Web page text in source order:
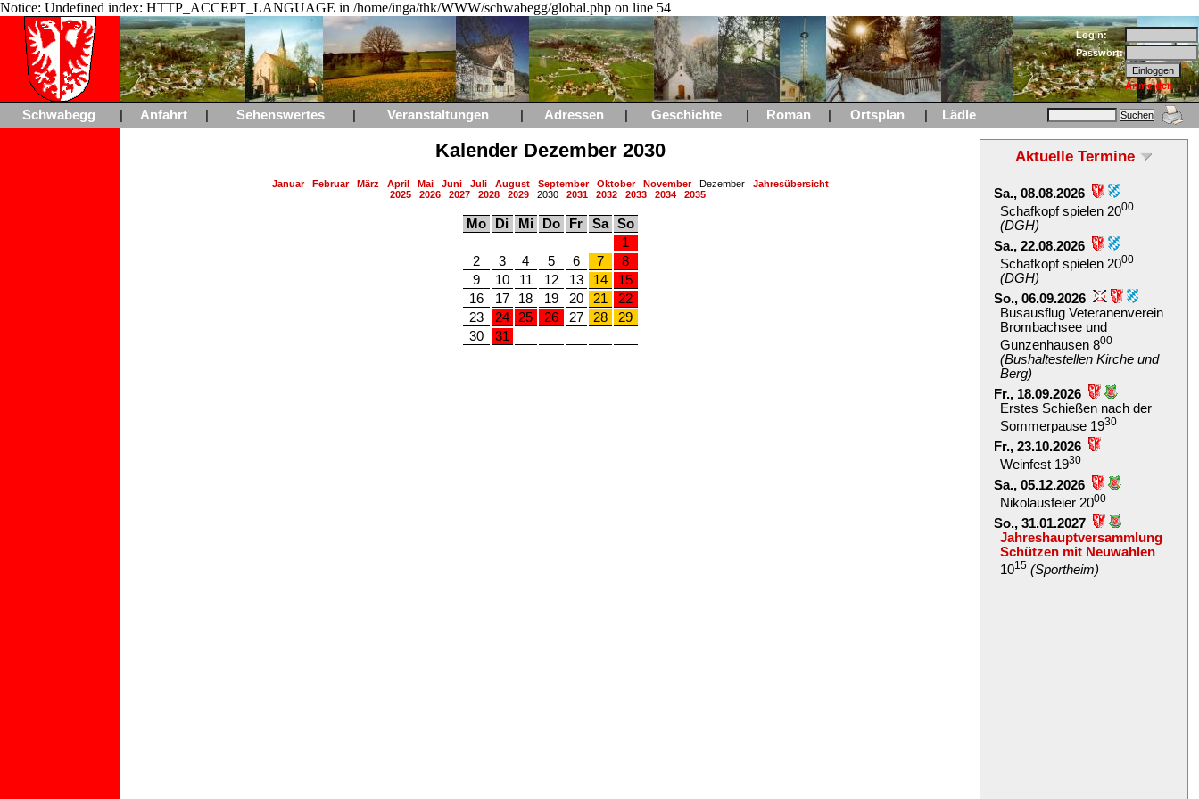
Notice: Undefined index: HTTP_ACCEPT_LANGUAGE in /home/inga/thk/WWW/schwabegg/global.php on line 54
Login:
Passwort:
Anmelden
Schwabegg Anfahrt Sehenswertes Veranstaltungen Adressen Geschichte Roman Ortsplan Lädle
Kalender Dezember 2030
Januar Februar März April Mai Juni Juli August September Oktober NovemberDezember Jahresübersicht
2025
2026 2027 2028 20292030 2031 2032 2033 2034 2035
Mo Di Mi Do Fr Sa
So
1
2
3 4 5 6 7
8
9
10 11 12 13 14
15
16
17 18 19 20 21
22
23
24 25 26 27 28
29
30
31
Aktuelle Termine
Sa., 08.08.2026
Schafkopf spielen 2000
(DGH)
Sa., 22.08.2026
Schafkopf spielen 2000
(DGH)
So., 06.09.2026
Busausflug Veteranenverein
Brombachsee und
Gunzenhausen 800
(Bushaltestellen Kirche und
Berg)
Fr., 18.09.2026
Erstes Schießen nach der
Sommerpause 1930
Fr., 23.10.2026
Weinfest 1930
Sa., 05.12.2026
Nikolausfeier 2000
So., 31.01.2027
Jahreshauptversammlung
Schützen mit Neuwahlen
1015 (Sportheim)